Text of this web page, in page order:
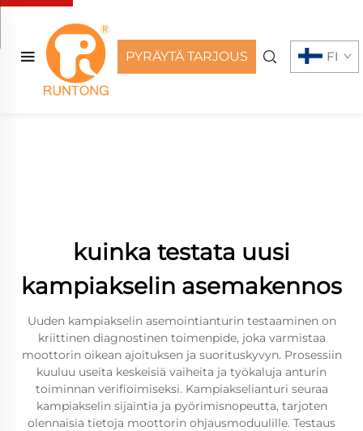
PYRÄYTÄ TARJOUS FI
kuinka testata uusi
kampiakselin asemakennos
Uuden kampiakselin asemointianturin testaaminen on
kriittinen diagnostinen toimenpide, joka varmistaa
moottorin oikean ajoituksen ja suorituskyvyn. Prosessiin
kuuluu useita keskeisiä vaiheita ja työkaluja anturin
toiminnan verifioimiseksi. Kampiakselianturi seuraa
kampiakselin sijaintia ja pyörimisnopeutta, tarjoten
olennaisia tietoja moottorin ohjausmoduulille. Testaus